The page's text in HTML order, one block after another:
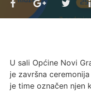
U sali Općine Novi
je završna
je time označen njen